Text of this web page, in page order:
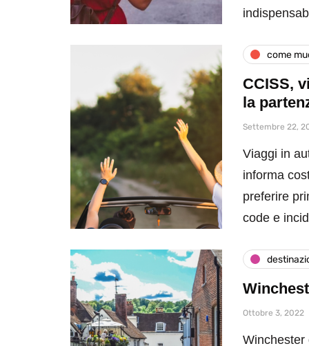
come
CCISS,
la
Settembre 22,
Viaggi in
informa
preferire
code e
Ottobre 3, 2022
Winchester